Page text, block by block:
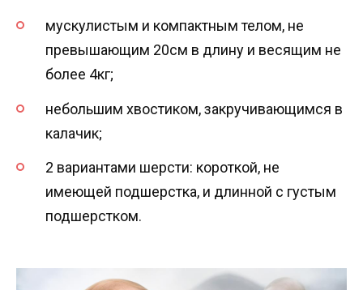
мускулистым и компактным телом, не
превышающим 20см в длину и весящим не
более 4кг;
небольшим хвостиком, закручивающимся в
калачик;
2 вариантами шерсти: короткой, не
имеющей подшерстка, и длинной с густым
подшерстком.